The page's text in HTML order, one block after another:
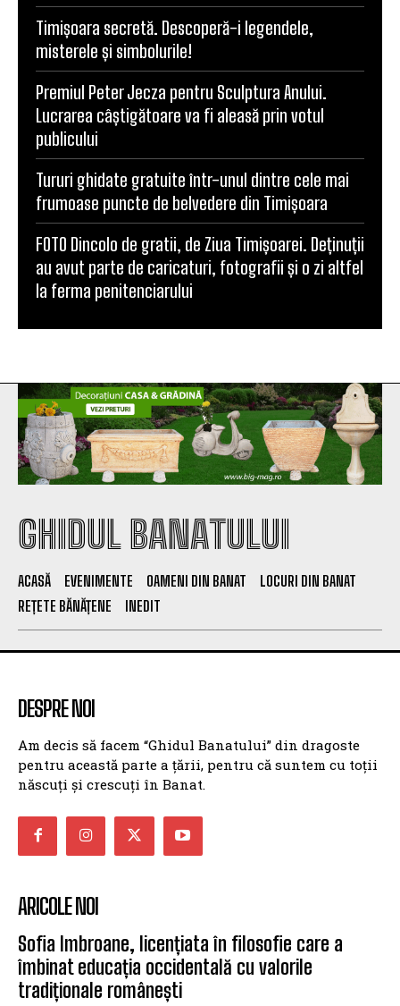
Timișoara secretă. Descoperă-i legendele,
misterele și simbolurile!
Premiul Peter Jecza pentru Sculptura Anului.
Lucrarea câștigătoare va fi aleasă prin votul
publicului
Tururi ghidate gratuite într-unul dintre cele mai
frumoase puncte de belvedere din Timișoara
FOTO Dincolo de gratii, de Ziua Timișoarei. Deținuții
au avut parte de caricaturi, fotografii și o zi altfel
la ferma penitenciarului
GHIDUL BANATULUI
ACASĂ EVENIMENTE OAMENI DIN BANAT
LOCURI DIN BANAT
REȚETE BĂNĂȚENE
INEDIT
DESPRE NOI
Am decis să facem “Ghidul Banatului” din dragoste
pentru această parte a țării, pentru că suntem cu toții
născuți și crescuți în Banat.
ARICOLE NOI
Sofia Imbroane, licențiata în filosofie care a
îmbinat educația occidentală cu valorile
tradiționale românești